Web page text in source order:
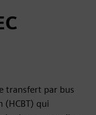
transfert par bus
qui